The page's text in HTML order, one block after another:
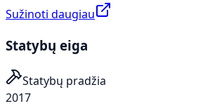
Sužinoti daugiau
Statybų eiga
Statybų pradžia
2017